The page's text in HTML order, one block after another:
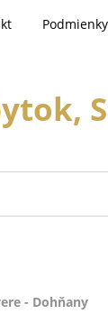
Podmienky
- Dohňany